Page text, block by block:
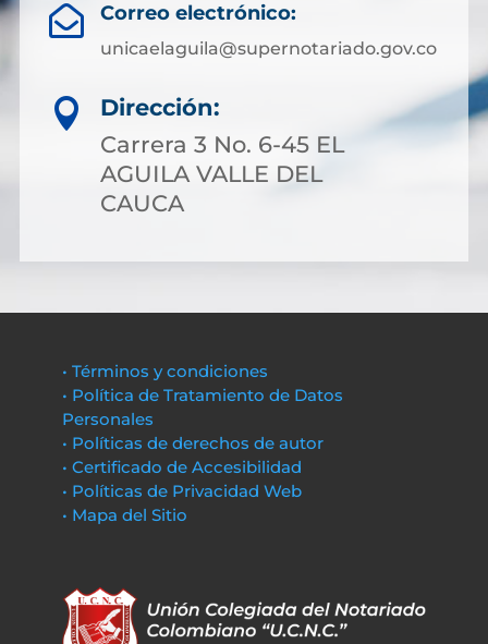
 Correo electrónico:
unicaelaguila@supernotariado.gov.co

Dirección:
Carrera 3 No. 6-45 EL
AGUILA VALLE DEL
CAUCA
• Términos y condiciones
• Política de Tratamiento de Datos
Personales
• Políticas de derechos de autor
• Certificado de Accesibilidad
• Políticas de Privacidad Web
• Mapa del Sitio